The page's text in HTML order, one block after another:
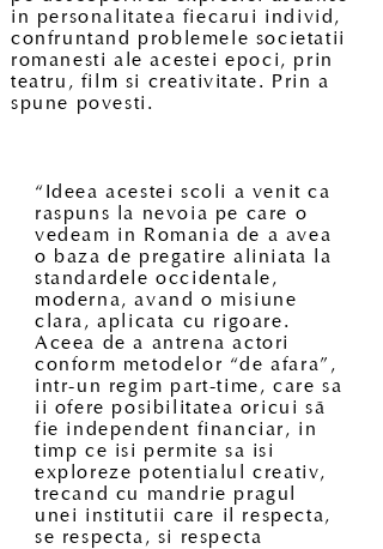
in personalitatea fiecarui individ,
confruntand problemele societatii
romanesti ale acestei epoci, prin
teatru, film si creativitate. Prin a
spune povesti.
“Ideea acestei scoli a venit ca
raspuns la nevoia pe care o
vedeam in Romania de a avea
o baza de pregatire aliniata la
standardele occidentale,
moderna, avand o misiune
clara, aplicata cu rigoare.
Aceea de a antrena actori
conform metodelor “de afara”,
intr-un regim part-time, care sa
ii ofere posibilitatea oricui sã
fie independent financiar, in
timp ce isi permite sa isi
exploreze potentialul creativ,
trecand cu mandrie pragul
unei institutii care il respecta,
se respecta, si respecta